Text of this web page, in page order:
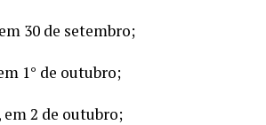
30 de setembro;
1° de outubro;
2 de outubro;